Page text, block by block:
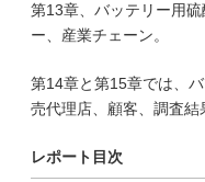
第13章、バッテリー用
ー、産業チェーン。
第14章と第15章では、
売代理店、顧客、調査結
レポート目次